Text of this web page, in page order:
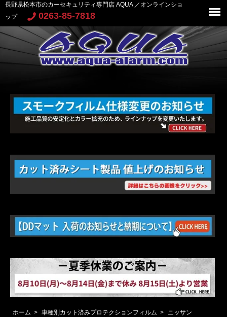
長野県松本市のカーセキュリティ専門店 AQUA ／オンラインショ
ップ
0263-85-7818
ホーム > 車種別カット済みプロテクションフィルム >
ニッサン